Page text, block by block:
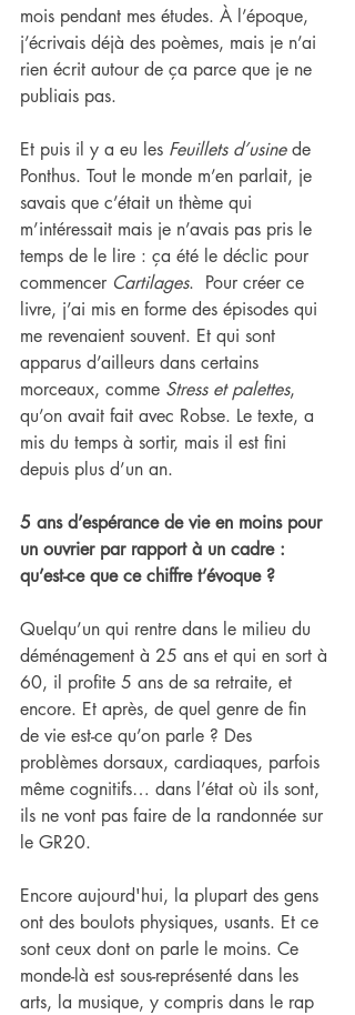
mois pendant mes études. À l’époque,
j’écrivais déjà des poèmes, mais je n’ai
rien écrit autour de ça parce que je ne
publiais pas.
Et puis il y a eu les Feuillets d’usine de
Ponthus. Tout le monde m’en parlait, je
savais que c’était un thème qui
m’intéressait mais je n’avais pas pris le
temps de le lire : ça été le déclic pour
commencer Cartilages.  Pour créer ce
livre, j’ai mis en forme des épisodes qui
me revenaient souvent. Et qui sont
apparus d’ailleurs dans certains
morceaux, comme Stress et palettes,
qu’on avait fait avec Robse. Le texte, a
mis du temps à sortir, mais il est fini
depuis plus d’un an.
5 ans d’espérance de vie en moins pour
un ouvrier par rapport à un cadre :
qu’est-ce que ce chiffre t’évoque ?
Quelqu’un qui rentre dans le milieu du
déménagement à 25 ans et qui en sort à
60, il profite 5 ans de sa retraite, et
encore. Et après, de quel genre de fin
de vie est-ce qu’on parle ? Des
problèmes dorsaux, cardiaques, parfois
même cognitifs… dans l’état où ils sont,
ils ne vont pas faire de la randonnée sur
le GR20.
Encore aujourd'hui, la plupart des gens
ont des boulots physiques, usants. Et ce
sont ceux dont on parle le moins. Ce
monde-là est sous-représenté dans les
arts, la musique, y compris dans le rap